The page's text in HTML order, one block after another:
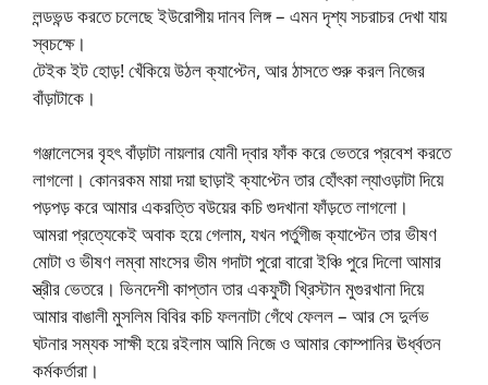
লন্ডভন্ড করতে চলেছে ইউরোপীয় দানব লিঙ্গ – এমন দৃশ্য সচরাচর দেখা যায়
স্বচক্ষে।
টেইক ইট হোড়! খেঁকিয়ে উঠল ক্যাপ্টেন, আর ঠাসতে শুরু করল নিজের
বাঁড়াটাকে।
গঞ্জালেসের বৃহৎ বাঁড়াটা নায়লার যোনী দ্বার ফাঁক করে ভেতরে প্রবেশ করতে
লাগলো। কোনরকম মায়া দয়া ছাড়াই ক্যাপ্টেন তার হোঁৎকা ল্যাওড়াটা দিয়ে
পড়পড় করে আমার একরত্তি বউয়ের কচি গুদখানা ফাঁড়তে লাগলো।
আমরা প্রত্যেকেই অবাক হয়ে গেলাম, যখন পর্তুগীজ ক্যাপ্টেন তার ভীষণ
মোটা ও ভীষণ লম্বা মাংসের ভীম গদাটা পুরো বারো ইঞ্চি পুরে দিলো আমার
স্ত্রীর ভেতরে। ভিনদেশী কাপ্তান তার একফুটী খ্রিস্টান মুগুরখানা দিয়ে
আমার বাঙালী মুসলিম বিবির কচি ফলনাটা গেঁথে ফেলল – আর সে দুর্লভ
ঘটনার সম্যক সাক্ষী হয়ে রইলাম আমি নিজে ও আমার কোম্পানির ঊর্ধ্বতন
কর্মকর্তারা।